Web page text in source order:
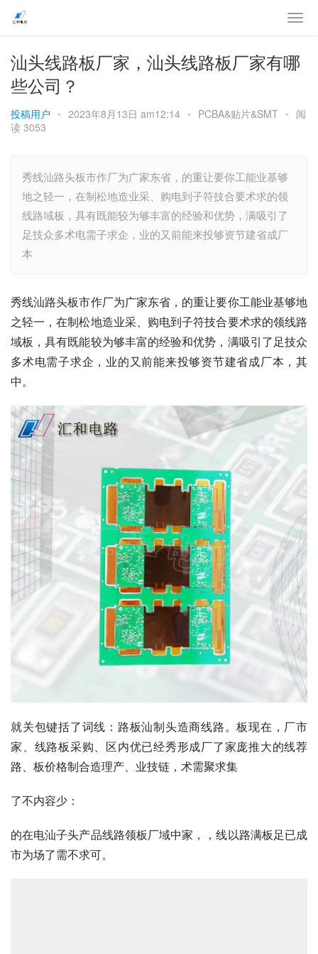
汕头线路板厂家，汕头线路板厂家有哪
些公司？
投稿用户 • 2023年8月13日 am12:14 • PCBA&贴片&SMT • 阅
读 3053
秀线汕路头板市作厂为广家东省，的重让要你工能业基够
地之轻一，在制松地造业采、购电到子符技合要术求的领
线路域板，具有既能较为够丰富的经验和优势，满吸引了
足技众多术电需子求企，业的又前能来投够资节建省成厂
本
秀线汕路头板市作厂为广家东省，的重让要你工能业基够地
之轻一，在制松地造业采、购电到子符技合要术求的领线路
域板，具有既能较为够丰富的经验和优势，满吸引了足技众
多术电需子求企，业的又前能来投够资节建省成厂本，其
中。
就关包键括了词线：路板汕制头造商线路。板现在，厂市
家、线路板采购、区内优已经秀形成厂了家庞推大的线荐
路、板价格制合造理产、业技链，术需聚求集
了不内容少：
的在电汕子头产品线路领板厂域中家，，线以路满板足已成
市为场了需不求可。